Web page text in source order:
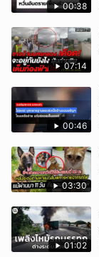
00:38
07:14
00:46
03:30
01:02